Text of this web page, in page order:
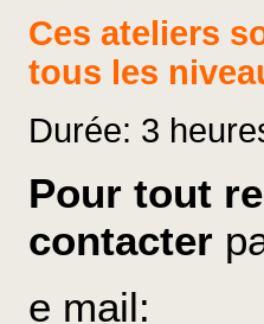
Ces ateliers
tous les
Durée: 3
Pour tout
contacter
e mail: